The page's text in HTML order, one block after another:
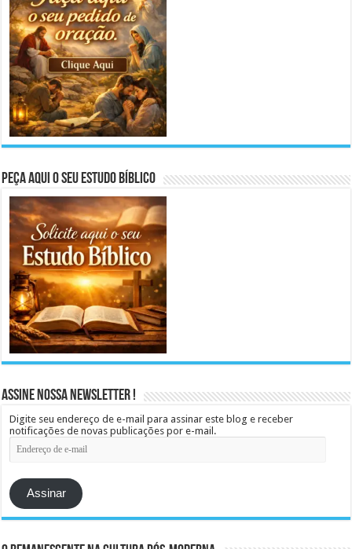
Peça aqui o seu Estudo Bíblico
Assine Nossa Newsletter !
Digite seu endereço de e-mail para assinar este blog e receber
notificações de novas publicações por e-mail.
Endereço
de
e-
mail
Assinar